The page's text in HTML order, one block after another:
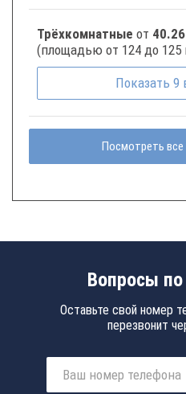
Трёхкомнатные от 40.26
(площадью от 124 до 125
Показать 9
Посмотреть все
Вопросы
Оставьте свой номер
перезвонит